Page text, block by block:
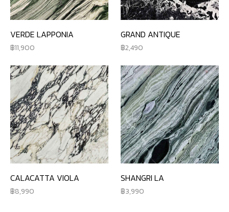
VERDE LAPPONIA
11,900
GRAND ANTIQUE
2,490
CALACATTA VIOLA
8,990
SHANGRI LA
3,990